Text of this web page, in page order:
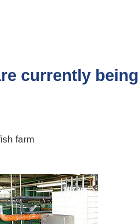
currently being
farm